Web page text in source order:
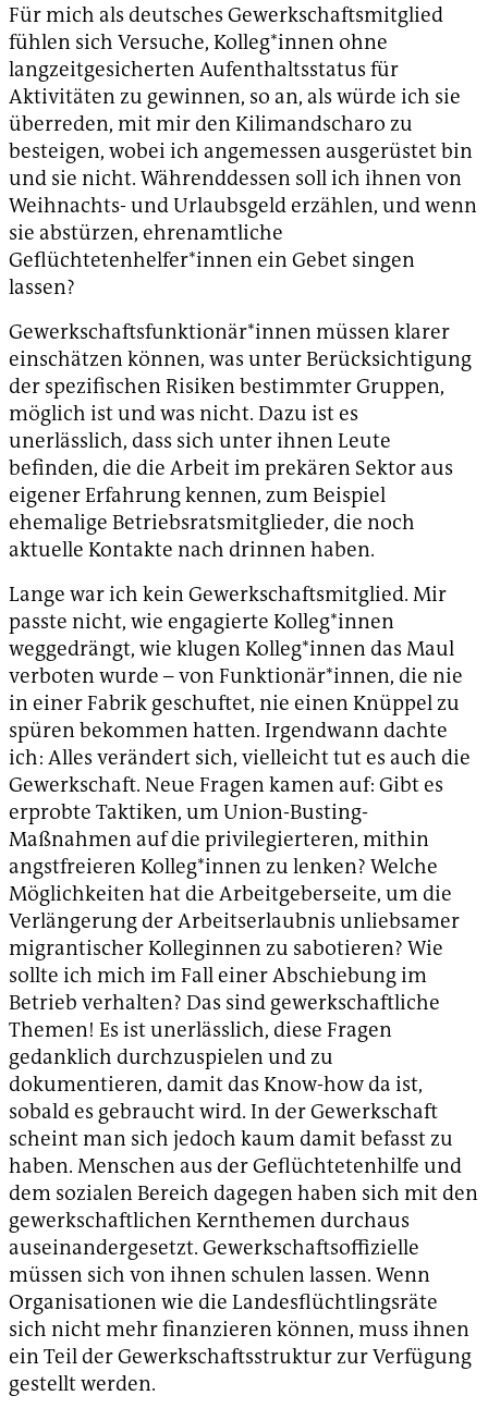
Für mich als deutsches Gewerkschaftsmitglied
fühlen sich Versuche, Kolleg*innen ohne
langzeitgesicherten Aufenthaltsstatus für
Aktivitäten zu gewinnen, so an, als würde ich sie
überreden, mit mir den Kilimandscharo zu
besteigen, wobei ich angemessen ausgerüstet bin
und sie nicht. Währenddessen soll ich ihnen von
Weihnachts- und Urlaubsgeld erzählen, und wenn
sie abstürzen, ehrenamtliche
Geflüchtetenhelfer*innen ein Gebet singen
lassen?
Gewerkschaftsfunktionär*innen müssen klarer
einschätzen können, was unter Berücksichtigung
der spezifischen Risiken bestimmter Gruppen,
möglich ist und was nicht. Dazu ist es
unerlässlich, dass sich unter ihnen Leute
befinden, die die Arbeit im prekären Sektor aus
eigener Erfahrung kennen, zum Beispiel
ehemalige Betriebsratsmitglieder, die noch
aktuelle Kontakte nach drinnen haben.
Lange war ich kein Gewerkschaftsmitglied. Mir
passte nicht, wie engagierte Kolleg*innen
weggedrängt, wie klugen Kolleg*innen das Maul
verboten wurde – von Funktionär*innen, die nie
in einer Fabrik geschuftet, nie einen Knüppel zu
spüren bekommen hatten. Irgendwann dachte
ich: Alles verändert sich, vielleicht tut es auch die
Gewerkschaft. Neue Fragen kamen auf: Gibt es
erprobte Taktiken, um Union-Busting-
Maßnahmen auf die privilegierteren, mithin
angstfreieren Kolleg*innen zu lenken? Welche
Möglichkeiten hat die Arbeitgeberseite, um die
Verlängerung der Arbeitserlaubnis unliebsamer
migrantischer Kolleginnen zu sabotieren? Wie
sollte ich mich im Fall einer Abschiebung im
Betrieb verhalten? Das sind gewerkschaftliche
Themen! Es ist unerlässlich, diese Fragen
gedanklich durchzuspielen und zu
dokumentieren, damit das Know-how da ist,
sobald es gebraucht wird. In der Gewerkschaft
scheint man sich jedoch kaum damit befasst zu
haben. Menschen aus der Geflüchtetenhilfe und
dem sozialen Bereich dagegen haben sich mit den
gewerkschaftlichen Kernthemen durchaus
auseinandergesetzt. Gewerkschaftsoffizielle
müssen sich von ihnen schulen lassen. Wenn
Organisationen wie die Landesflüchtlingsräte
sich nicht mehr finanzieren können, muss ihnen
ein Teil der Gewerkschaftsstruktur zur Verfügung
gestellt werden.